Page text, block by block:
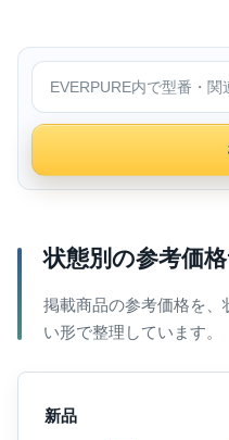
EVERPURE内で検索
状態別の参考価
掲載商品の参考価格を
い形で整理しています。
新品